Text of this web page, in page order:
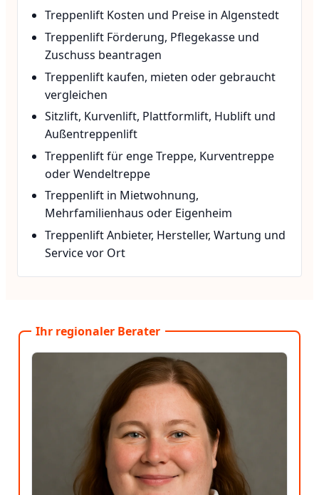
Treppenlift Kosten und Preise in Algenstedt
Treppenlift Förderung, Pflegekasse und
Zuschuss beantragen
Treppenlift kaufen, mieten oder gebraucht
vergleichen
Sitzlift, Kurvenlift, Plattformlift, Hublift und
Außentreppenlift
Treppenlift für enge Treppe, Kurventreppe
oder Wendeltreppe
Treppenlift in Mietwohnung,
Mehrfamilienhaus oder Eigenheim
Treppenlift Anbieter, Hersteller, Wartung und
Service vor Ort
Ihr regionaler Berater